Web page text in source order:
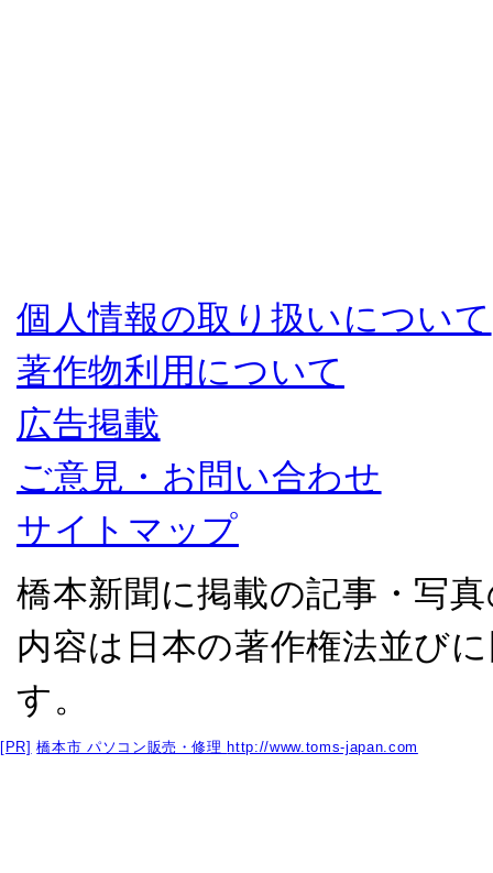
個人情報の取り扱いについて
著作物利用について
広告掲載
ご意見・お問い合わせ
サイトマップ
橋本新聞に掲載の記事・写
内容は日本の著作権法並び
す。
[PR] 橋本市 パソコン販売・修理 http://www.toms-japan.com